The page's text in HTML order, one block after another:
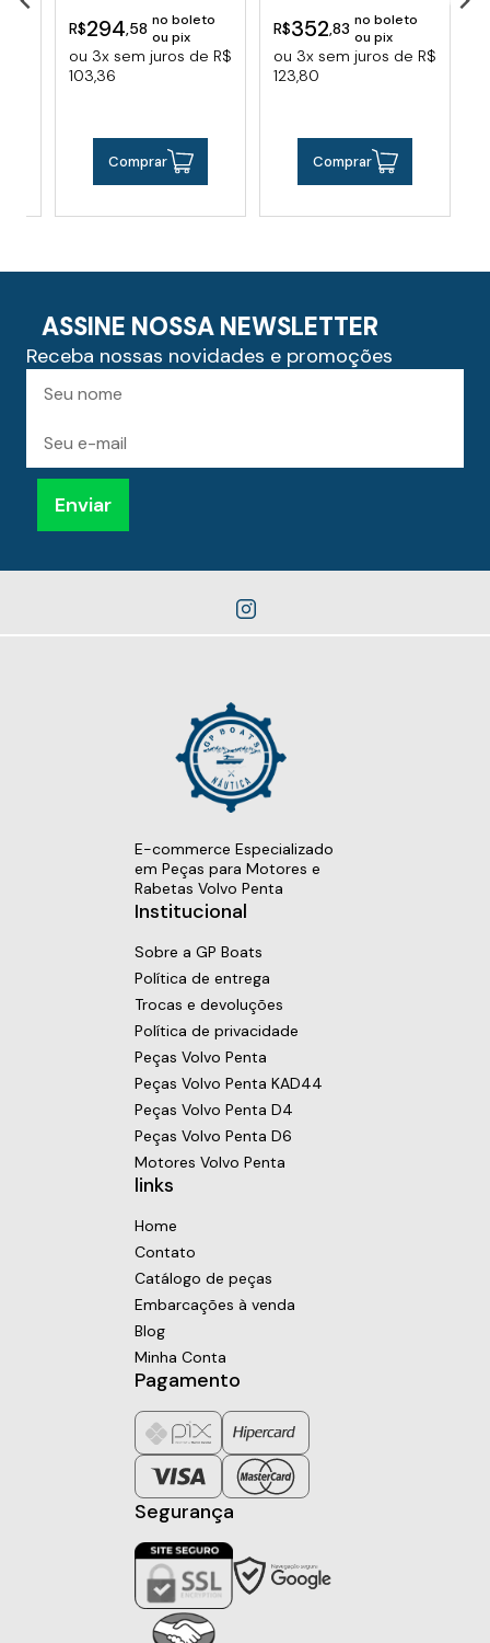
R$294,58 no boleto
ou pix
ou 3x sem juros de R$
103,36
Comprar
R$352,83 no boleto
ou pix
ou 3x sem juros de R$
123,80
Comprar
ASSINE NOSSA NEWSLETTER
Receba nossas novidades e promoções
receber
mail
Enviar
E-commerce Especializado
em Peças para Motores e
Rabetas Volvo Penta
Institucional
Sobre a GP Boats
Política de entrega
Trocas e devoluções
Política de privacidade
Peças Volvo Penta
Peças Volvo Penta KAD44
Peças Volvo Penta D4
Peças Volvo Penta D6
Motores Volvo Penta
links
Home
Contato
Catálogo de peças
Embarcações à venda
Blog
Minha Conta
Pagamento
Segurança